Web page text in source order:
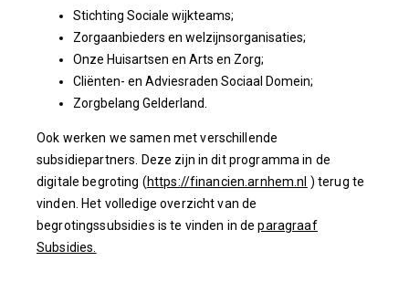
Stichting Sociale wijkteams;
Zorgaanbieders en welzijnsorganisaties;
Onze Huisartsen en Arts en Zorg;
Cliënten- en Adviesraden Sociaal Domein;
Zorgbelang Gelderland.
Ook werken we samen met verschillende
subsidiepartners. Deze zijn in dit programma in de
digitale begroting (https://financien.arnhem.nl ) terug te
vinden. Het volledige overzicht van de
begrotingssubsidies is te vinden in deparagraaf
Subsidies.